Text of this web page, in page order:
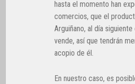
hasta el momento han
comercios, que el
Arguiñano, al día
vende, así que tendrán
acopio de él.
En nuestro caso, es